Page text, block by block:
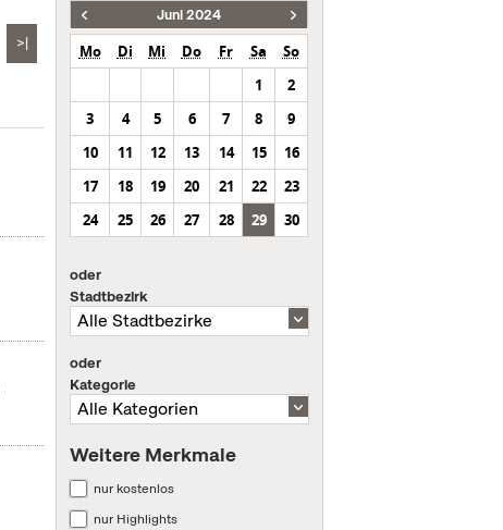
>|
Juni 2024
Mo Di Mi Do Fr Sa
So
1
2
3
4 5 6 7 8
9
10
11 12 13 14 15
16
17
18 19 20 21 22
23
24
25 26 27 28 29 30
oder
Stadtbezirk
oder
Kategorie
Weitere Merkmale
nur kostenlos
nur Highlights